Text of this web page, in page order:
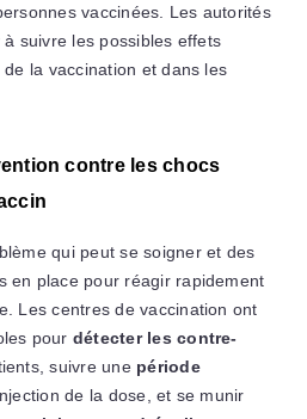
vaccinées. Les autorités
suivre les possibles effets
la vaccination et dans les
contre les chocs
qui peut se soigner et des
en place pour réagir rapidement
Les centres de vaccination ont
pour détecter les contre-
suivre une période
de la dose, et se munir